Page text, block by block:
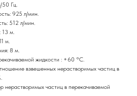
50 Гц.
925 л/мин.
512 л/мин.
13 м.
м.
8 м.
жидкости : +60 °C.
взвешенных нерастворимых частиц в
частиц в перекачиваемой